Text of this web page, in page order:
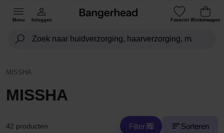
Menu Inloggen Favoriet Winkelwagen
MISSHA
MISSHA
42 producten Filter Sorteren